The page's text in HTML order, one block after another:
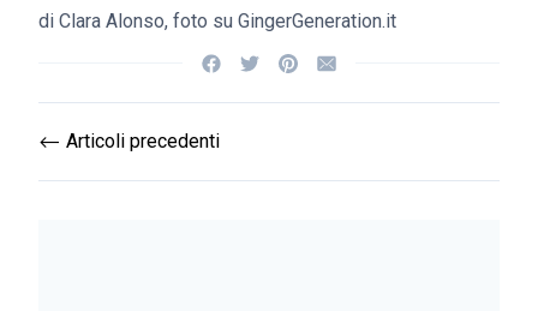
di Clara Alonso, foto su GingerGeneration.it
⟵ Articoli precedenti